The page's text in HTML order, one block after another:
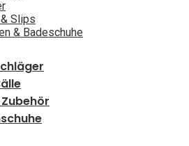
Slips
& Badeschuhe